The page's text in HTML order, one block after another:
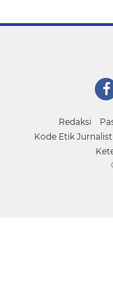
Redaksi
Kode Etik